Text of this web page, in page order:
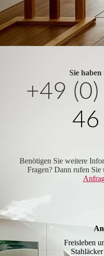
Sie
+49 (0)
Benötigen Sie weitere
Fragen? Dann rufen Sie
Freisleben